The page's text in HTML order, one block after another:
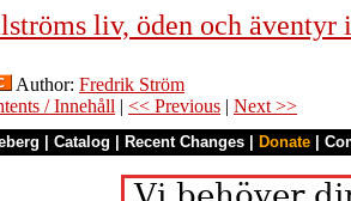
liv, öden och
Author: Fredrik Ström
/ Innehåll | << Previous | Next >>
Catalog Recent Changes Donate